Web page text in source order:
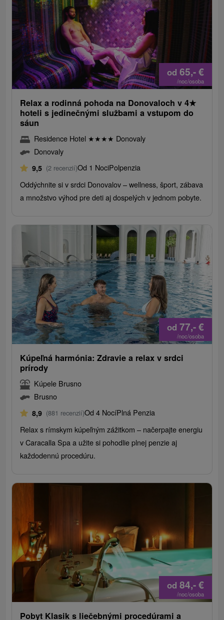
od 65,-€
/noc/osoba
Relax a rodinná pohoda na Donovaloch v 4★
hoteli s jedinečnými službami a vstupom do
sáun
Residence Hotel ★★★★ Donovaly
Donovaly
9,5 (2 recenzií)Od 1 NociPolpenzia
Oddýchnite si v srdci Donovalov – wellness, šport, zábava
a množstvo výhod pre deti aj dospelých v jednom pobyte.
od 77,-€
/noc/osoba
Kúpeľná harmónia: Zdravie a relax v srdci
prírody
Kúpele Brusno
Brusno
8,9 (881 recenzií)Od 4 NocíPlná Penzia
Relax s rímskym kúpeľným zážitkom – načerpajte energiu
v Caracalla Spa a užite si pohodlie plnej penzie aj
každodennú procedúru.
od 84,-€
/noc/osoba
Pobyt Klasik s liečebnými procedúrami a